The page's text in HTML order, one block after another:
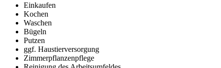
Einkaufen
Kochen
Waschen
Bügeln
Putzen
ggf. Haustierversorgung
Zimmerpflanzenpflege